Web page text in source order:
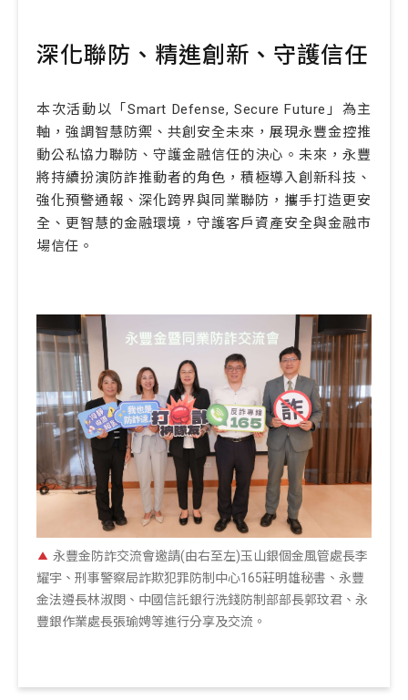
深化聯防、精進創新、守護信任
本次活動以「Smart Defense, Secure Future」為主
軸，強調智慧防禦、共創安全未來，展現永豐金控推
動公私協力聯防、守護金融信任的決心。未來，永豐
將持續扮演防詐推動者的角色，積極導入創新科技、
強化預警通報、深化跨界與同業聯防，攜手打造更安
全、更智慧的金融環境，守護客戶資產安全與金融市
場信任。
永豐金防詐交流會邀請(由右至左)玉山銀個金風管處長李
耀宇、刑事警察局詐欺犯罪防制中心165莊明雄秘書、永豐
金法遵長林淑閔、中國信託銀行洗錢防制部部長郭玟君、永
豐銀作業處長張瑜娉等進行分享及交流。